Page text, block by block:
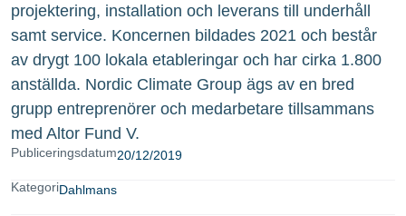
Publiceringsdatum20/12/2019
KategoriDahlmans
projektering, installation och leverans till underhåll
samt service. Koncernen bildades 2021 och består
av drygt 100 lokala etableringar och har cirka 1.800
anställda. Nordic Climate Group ägs av en bred
grupp entreprenörer och medarbetare tillsammans
med Altor Fund V.